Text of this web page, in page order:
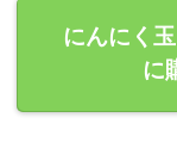
にんにく
に